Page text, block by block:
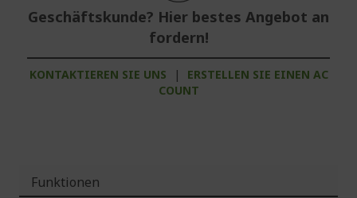
Geschäftskunde? Hier bestes Angebot an
fordern!
KONTAKTIEREN SIE UNS |
ERSTELLEN SIE EINEN AC
COUNT
Funktionen